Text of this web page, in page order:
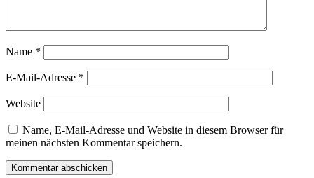
Name *
E-Mail-Adresse *
Website
Name, E-Mail-Adresse und Website in diesem Browser für
meinen nächsten Kommentar speichern.